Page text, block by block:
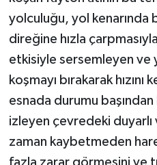
yolculuğu, yol kenarında
direğine hızla
etkisiyle sersemleyen ve
koşmayı bırakarak
esnada durumu
izleyen çevredeki
zaman kaybetmeden